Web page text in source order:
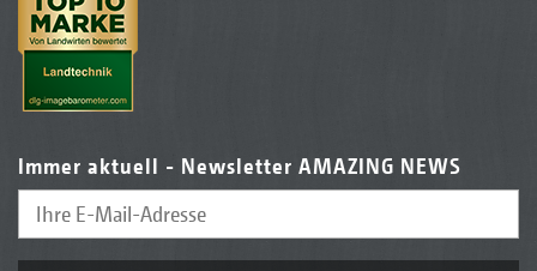
Immer aktuell - Newsletter AMAZING NEWS